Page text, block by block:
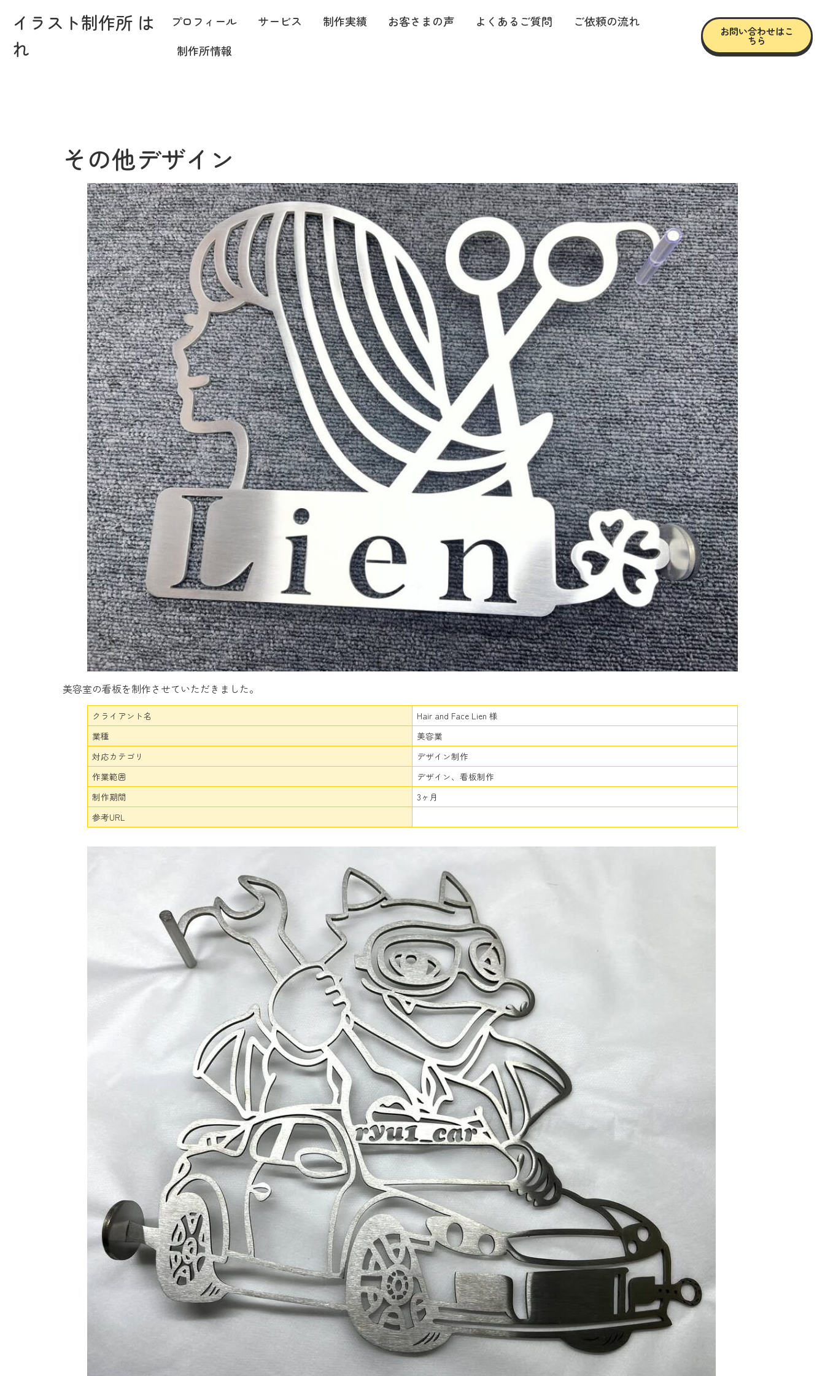
イラスト制作所 は
れ
プロフィール サービス 制作実績 お客さまの声 よくあるご質問
ご依頼の流れ
制作所情報
お問い合わせはこ
ちら
その他デザイン
美容室の看板を制作させていただきました。
クライアント名
Hair and Face Lien 様
業種
美容業
対応カテゴリ
デザイン制作
作業範囲
デザイン、看板制作
制作期間
3ヶ月
参考URL